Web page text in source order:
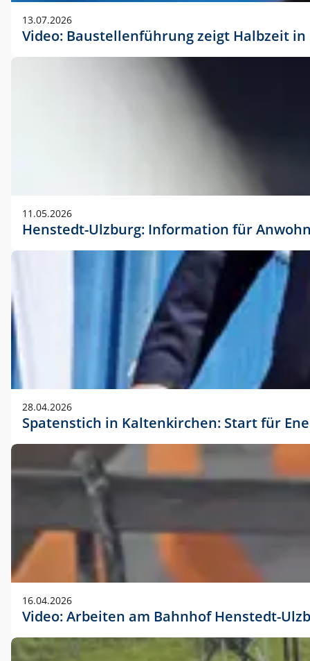
13.07.2026
Video: Baustellenführung zeigt Halbzeit
11.05.2026
Henstedt-Ulzburg: Information für
28.04.2026
Spatenstich in Kaltenkirchen: Start für
16.04.2026
Video: Arbeiten am Bahnhof Henstedt-